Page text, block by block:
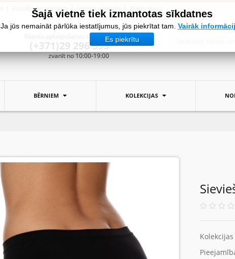
Šajā vietnē tiek izmantotas sīkdatnes
Ja jūs nemaināt pārlūka iestatījumus, jūs piekrītat tam. Vairāk
Es piekrītu
Pasūtījuma saraksts Vēlmju saraksts
Klientu apkalpošanas tālrunis:
(+371)29 296 393
zvanīt no 10:00-19:00
BĒRNIEM KOLEKCIJAS
Kolekcijas